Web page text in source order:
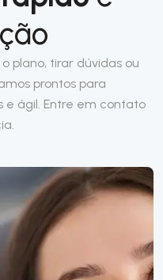
plano, tirar dúvidas ou
prontos para
ágil. Entre em contato